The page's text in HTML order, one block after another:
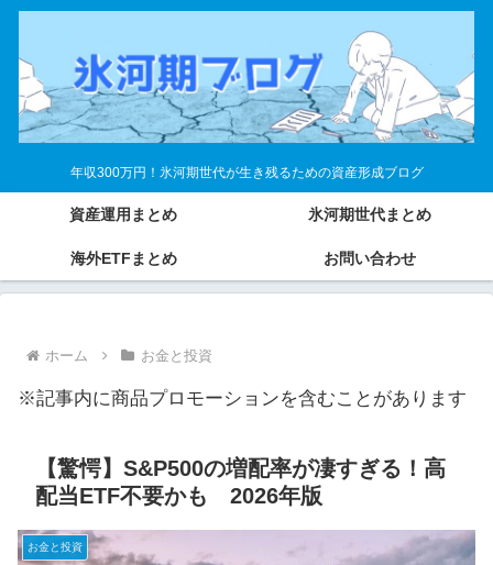
年収300万円！氷河期世代が生き残るための資産形成ブログ
資産運用まとめ 氷河期世代まとめ
海外ETFまとめ お問い合わせ
ホーム お金と投資
※記事内に商品プロモーションを含むことがあります
【驚愕】S&P500の増配率が凄すぎる！高
配当ETF不要かも 2026年版
お金と投資